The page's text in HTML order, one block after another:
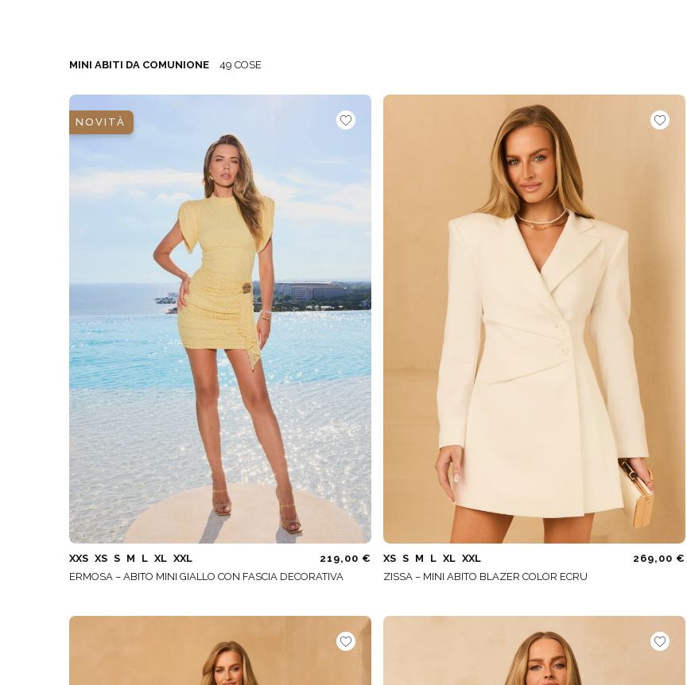
ABITI IN MAGLIA
CON PAILLETTES
STAGIONE / TESSUTO
ESTATE
PRIMAVERA
AUTUNNO
INVERNO
LUNGHE
CON MANICHE CORTE
CATEGORIE POPOLARI
PER IL MATRIMONIO
NOVITÀ
MINI ABITI DA COMUNIONE 49 COSE
NOVITÀ
XXS XS S M L XL XXL
219,00 €
ERMOSA – ABITO MINI GIALLO CON FASCIA DECORATIVA
XS S M L XL XXL
269,00 €
ZISSA – MINI ABITO BLAZER COLOR ECRU